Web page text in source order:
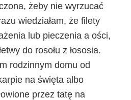
żeby nie wyrzucać
wiedziałam, że filety
lub pieczenia a ości,
do rosołu z łososia.
rodzinnym domu od
na święta albo
przez tatę na